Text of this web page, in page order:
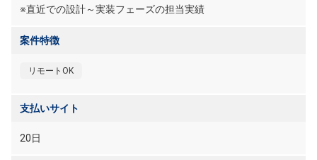
※直近での設計～実装フェーズの担当実績
案件特徴
リモートOK
支払いサイト
20日